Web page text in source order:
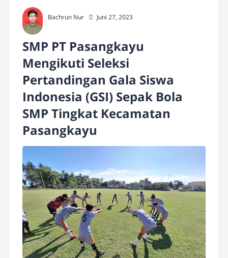
Bachrun Nur Juni 27, 2023
SMP PT Pasangkayu
Mengikuti Seleksi
Pertandingan Gala Siswa
Indonesia (GSI) Sepak Bola
SMP Tingkat Kecamatan
Pasangkayu